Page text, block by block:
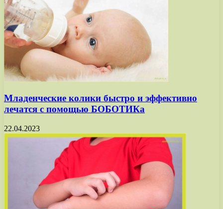
Младенческие колики быстро и эффективно
лечатся с помощью БОБОТИКа
22.04.2023